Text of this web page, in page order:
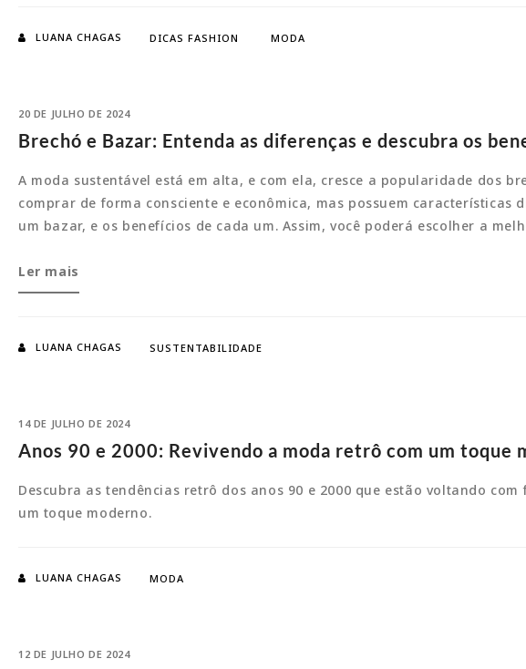
modelos
ama
um
moderno
LUANA CHAGAS DICAS FASHION MODA
20 DE JULHO DE 2024
Brechó e Bazar: Entenda as diferenças e descubra os
A moda sustentável está em alta, e com ela, cresce a popularidade dos
comprar de forma consciente e econômica, mas possuem
um bazar, e os benefícios de cada um. Assim, você poderá escolher a
Brechó
e
Entenda
descubra
os
Ler mais
LUANA CHAGAS SUSTENTABILIDADE
14 DE JULHO DE 2024
Anos 90 e 2000: Revivendo a moda retrô com um toque
Descubra as tendências retrô dos anos 90 e 2000 que estão voltando
um toque moderno.
LUANA CHAGAS MODA
12 DE JULHO DE 2024